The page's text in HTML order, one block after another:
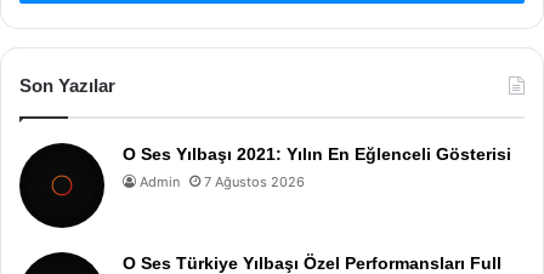
Son Yazılar
O Ses Yılbaşı 2021: Yılın En Eğlenceli Gösterisi
Admin 7 Ağustos 2026
O Ses Türkiye Yılbaşı Özel Performansları Full